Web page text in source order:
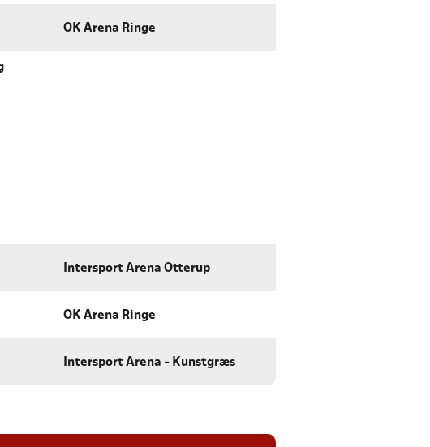
OK Arena Ringe
Intersport Arena Otterup
OK Arena Ringe
Intersport Arena - Kunstgræs